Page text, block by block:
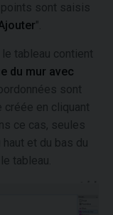
sont saisis
".
tableau contient
du mur avec
sont
créée en cliquant
ce cas, seules
et du bas du
tableau.